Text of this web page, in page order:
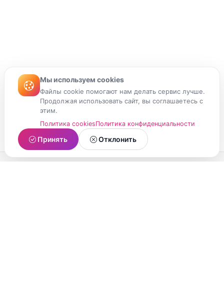
Мы используем cookies
Файлы cookie помогают нам делать сервис лучше.
Продолжая использовать сайт, вы соглашаетесь с
этим.
Политика cookiesПолитика конфиденциальности
Принять Отклонить